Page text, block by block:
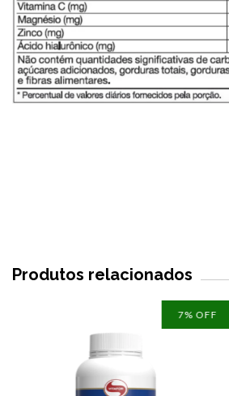
Produtos relacionados
7% OFF